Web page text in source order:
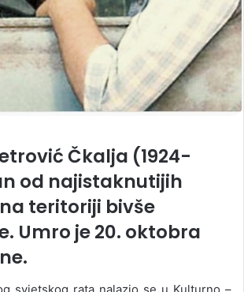
Čkalja (1924-
od najistaknutijih
teritoriji bivše
Umro je 20. oktobra